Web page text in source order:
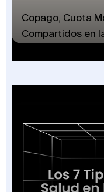
Copago, Cuota
Compartidos en